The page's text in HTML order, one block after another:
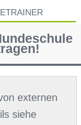
externen
siehe